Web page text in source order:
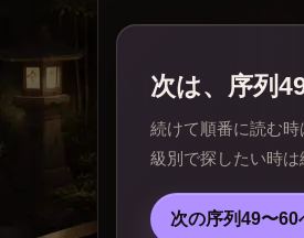
次は、序列
続けて順番に読む
級別で探したい時は
次の序列49〜60